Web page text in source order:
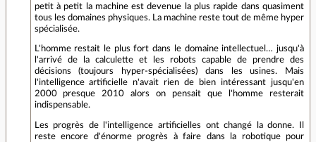
petit à petit la machine est devenue la plus rapide dans quasiment
tous les domaines physiques. La machine reste tout de même hyper
spécialisée.
L'homme restait le plus fort dans le domaine intellectuel… jusqu'à
l'arrivé de la calculette et les robots capable de prendre des
décisions (toujours hyper-spécialisées) dans les usines. Mais
l'intelligence artificielle n'avait rien de bien intéressant jusqu'en
2000 presque 2010 alors on pensait que l'homme resterait
indispensable.
Les progrès de l'intelligence artificielles ont changé la donne. Il
reste encore d'énorme progrès à faire dans la robotique pour